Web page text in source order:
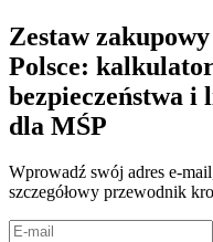
Zestaw
Polsce:
bezpieczeństwa
dla MŚP
Wprowadź swój adres e-
szczegółowy przewodnik